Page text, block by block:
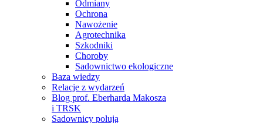
Odmiany
Ochrona
Nawożenie
Agrotechnika
Szkodniki
Choroby
Sadownictwo ekologiczne
Baza wiedzy
Relacje z wydarzeń
Blog prof. Eberharda Makosza
i TRSK
Sadownicy polują